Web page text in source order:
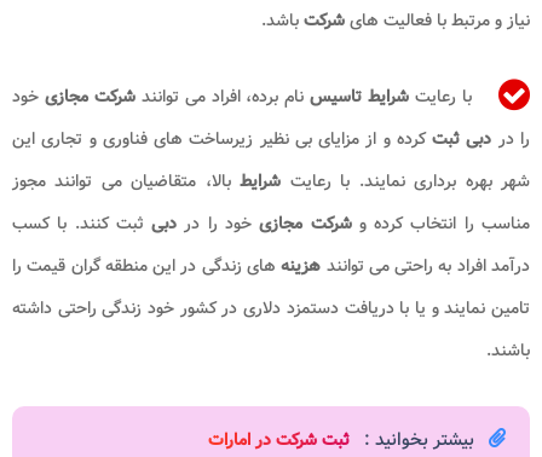
نیاز و مرتبط با فعالیت هایشرکتباشد.
با رعایتشرایط تاسیسنام برده، افراد می توانندشرکت مجازی خود
را در دبی ثبتکرده و از مزایای بی نظیر زیرساخت های فناوری و تجاری این
شهر بهره برداری نمایند. با رعایت شرایطبالا، متقاضیان می توانند مجوز
مناسب را انتخاب کرده وشرکت مجازی خود را در دبی ثبت کنند. با کسب
درآمد افراد به راحتی می توانند هزینههای زندگی در این منطقه گران قیمت را
تامین نمایند و یا با دریافت دستمزد دلاری در کشور خود زندگی راحتی داشته
باشند.
بیشتر بخوانید : ثبت شرکت در امارات​